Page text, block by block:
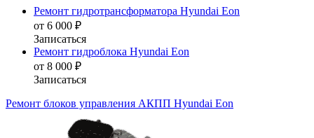
Ремонт гидротрансформатора Hyundai Eon
от 6 000 ₽
Записаться
Ремонт гидроблока Hyundai Eon
от 8 000 ₽
Записаться
Ремонт блоков управления АКПП Hyundai Eon